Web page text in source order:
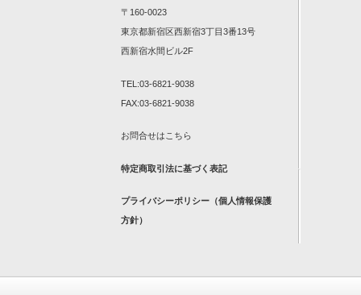
〒160-0023
東京都新宿区西新宿3丁目3番13号
西新宿水間ビル2F
TEL:03-6821-9038
FAX:03-6821-9038
お問合せは こちら
特定商取引法に基づく表記
プライバシーポリシー（個人情報保護
方針）